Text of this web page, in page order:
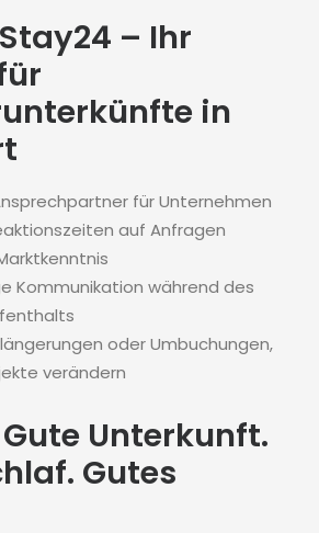
– Ihr
in
für Unternehmen
auf Anfragen
Kommunikation während des
oder Umbuchungen,
verändern
Unterkunft.
Gutes